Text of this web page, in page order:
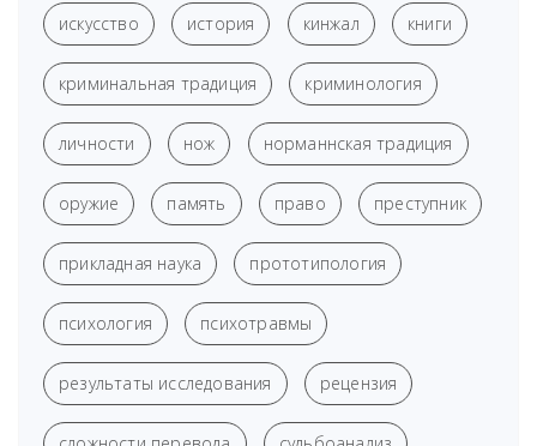
искусство история кинжал книги
криминальная традиция криминология
личности нож норманнская традиция
оружие память право преступник
прикладная наука прототипология
психология психотравмы
результаты исследования рецензия